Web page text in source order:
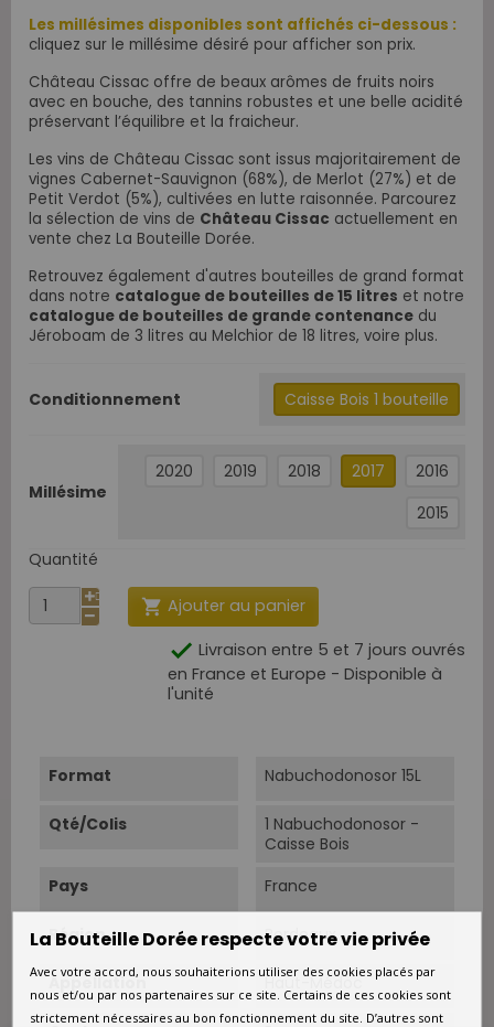
Les millésimes disponibles sont affichés ci-dessous :
cliquez sur le millésime désiré pour afficher son prix.
Château Cissac offre de beaux arômes de fruits noirs
avec en bouche, des tannins robustes et une belle acidité
préservant l’équilibre et la fraicheur.
Les vins de Château Cissac sont issus majoritairement de
vignes Cabernet-Sauvignon (68%), de Merlot (27%) et de
Petit Verdot (5%), cultivées en lutte raisonnée. Parcourez
la sélection de vins de Château Cissac actuellement en
vente chez La Bouteille Dorée.
Retrouvez également d'autres bouteilles de grand format
dans notre catalogue de bouteilles de 15 litres et notre
catalogue de bouteilles de grande contenance du
Jéroboam de 3 litres au Melchior de 18 litres, voire plus.
Conditionnement Caisse Bois 1 bouteille
Millésime
2020 2019 2018 2017
2016
2015
Quantité
 Ajouter au panier
 Livraison entre 5 et 7 jours ouvrés
en France et Europe - Disponible à
l'unité
Format Nabuchodonosor 15L
Qté/Colis
1 Nabuchodonosor -
Caisse Bois
Pays
France
Région Bordeaux
Appellation Haut-Médoc
La Bouteille Dorée respecte votre vie privée
Avec votre accord, nous souhaiterions utiliser des cookies placés par
nous et/ou par nos partenaires sur ce site. Certains de ces cookies sont
strictement nécessaires au bon fonctionnement du site. D’autres sont